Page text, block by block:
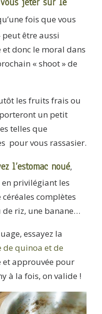
jeter sur le
fois que vous
peut être aussi
et donc le moral dans
« shoot » de
les fruits frais ou
un petit
telles que
pour vous rassasier.
l’estomac noué,
privilégiant les
complètes
de riz, une banane…
essayez la
de quinoa et de
et approuvée pour
à la fois, on valide !